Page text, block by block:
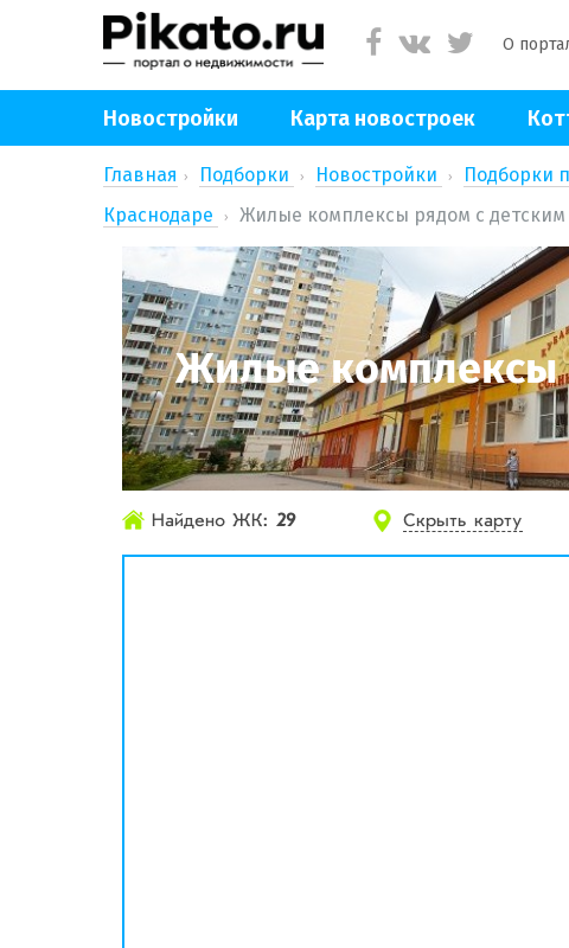
О
Новостройки Карта новостроек
Главная Подборки Новостройки Подборки
Краснодаре
Жилые комплексы рядом с детским
Жилые комплексы
Найдено ЖК:29 Скрыть карту